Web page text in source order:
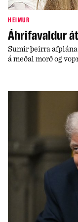
HEIMUR
Áhrifavaldur
Sumir þeirra
á meðal morð og